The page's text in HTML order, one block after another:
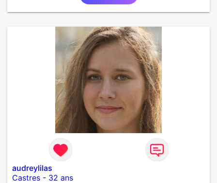
audreylilas
Castres - 32 ans